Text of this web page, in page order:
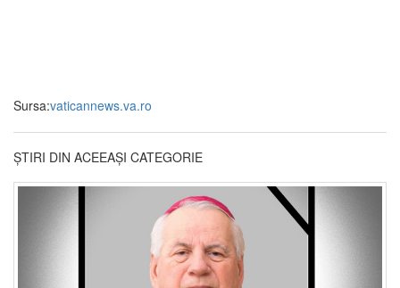
Sursa:vaticannews.va.ro
ȘTIRI DIN ACEEAȘI CATEGORIE